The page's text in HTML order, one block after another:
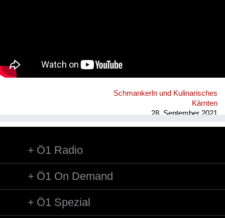
Schmankerln und Kulinarisches
Kärnten
28. September 2021
Ö1 Radio
Ö1 On Demand
Ö1 Spezial